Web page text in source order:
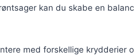
kan du skabe en
med forskellige krydderier